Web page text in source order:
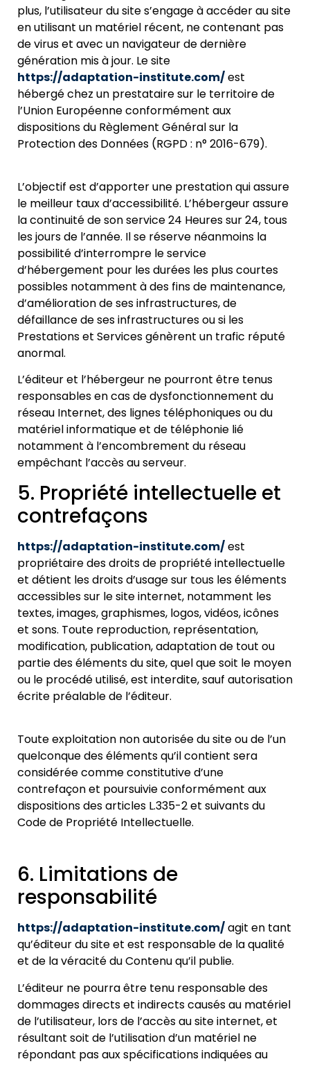
plus, l’utilisateur du site s’engage à accéder au site
en utilisant un matériel récent, ne contenant pas
de virus et avec un navigateur de dernière
génération mis à jour. Le site
https://adaptation-institute.com/est
hébergé chez un prestataire sur le territoire de
l’Union Européenne conformément aux
dispositions du Règlement Général sur la
Protection des Données (RGPD : n° 2016-679).
L’objectif est d’apporter une prestation qui assure
le meilleur taux d’accessibilité. L’hébergeur assure
la continuité de son service 24 Heures sur 24, tous
les jours de l’année. Il se réserve néanmoins la
possibilité d’interrompre le service
d’hébergement pour les durées les plus courtes
possibles notamment à des fins de maintenance,
d’amélioration de ses infrastructures, de
défaillance de ses infrastructures ou si les
Prestations et Services génèrent un trafic réputé
anormal.
L’éditeur et l’hébergeur ne pourront être tenus
responsables en cas de dysfonctionnement du
réseau Internet, des lignes téléphoniques ou du
matériel informatique et de téléphonie lié
notamment à l’encombrement du réseau
empêchant l’accès au serveur.
5. Propriété intellectuelle et
contrefaçons
https://adaptation-institute.com/est
propriétaire des droits de propriété intellectuelle
et détient les droits d’usage sur tous les éléments
accessibles sur le site internet, notamment les
textes, images, graphismes, logos, vidéos, icônes
et sons. Toute reproduction, représentation,
modification, publication, adaptation de tout ou
partie des éléments du site, quel que soit le moyen
ou le procédé utilisé, est interdite, sauf autorisation
écrite préalable de l’éditeur.
Toute exploitation non autorisée du site ou de l’un
quelconque des éléments qu’il contient sera
considérée comme constitutive d’une
contrefaçon et poursuivie conformément aux
dispositions des articles L.335-2 et suivants du
Code de Propriété Intellectuelle.
6. Limitations de
responsabilité
https://adaptation-institute.com/agit en tant
qu’éditeur du site et est responsable de la qualité
et de la véracité du Contenu qu’il publie.
L’éditeur ne pourra être tenu responsable des
dommages directs et indirects causés au matériel
de l’utilisateur, lors de l’accès au site internet, et
résultant soit de l’utilisation d’un matériel ne
répondant pas aux spécifications indiquées au